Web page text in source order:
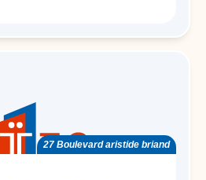
27 Boulevard aristide briand